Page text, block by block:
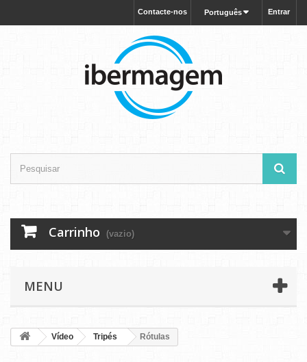
Entrar
Português
Contacte-nos
Carrinho (vazio)
MENU
Vídeo Tripés Rótulas